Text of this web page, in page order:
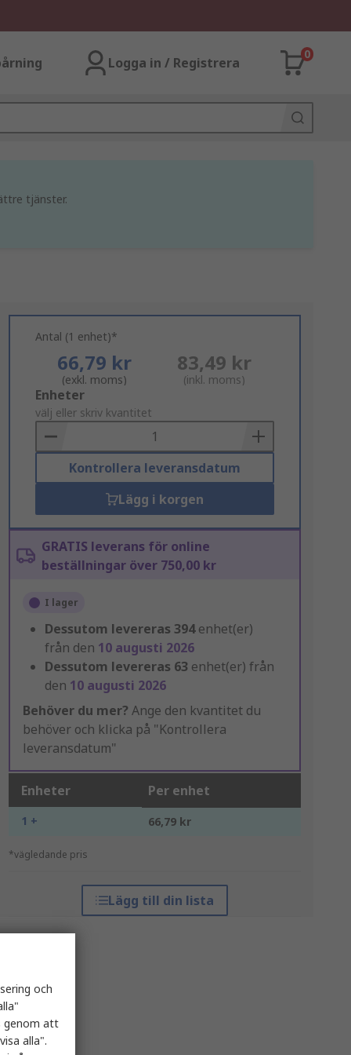
Logga in / Registrera
0
tjänster.
Antal (1 enhet)*
66,79 kr
(exkl. moms)
83,49 kr
(inkl. moms)
Add
to
Basket
Enheter
välj eller skriv kvantitet
Kontrollera leveransdatum
Lägg i korgen
GRATIS leverans för online
beställningar över 750,00 kr
I lager
Dessutom levereras 394enhet(er)
från den 10 augusti 2026
Dessutom levereras 63 enhet(er) från
den 10 augusti 2026
Behöver du mer? Ange den kvantitet du
behöver och klicka på "Kontrollera
leveransdatum"
Enheter Per enhet
1 + 66,79 kr
*vägledande pris
Lägg till din lista
och
genom att
alla".